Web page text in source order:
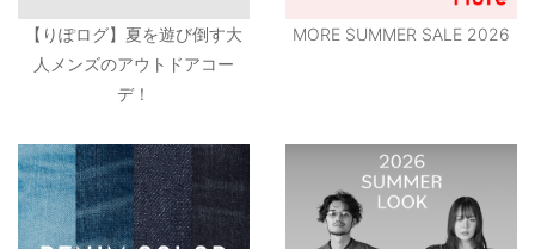
【りぽログ】夏を遊び倒す大
人メンズのアウトドアコー
デ！
MORE SUMMER SALE 2026